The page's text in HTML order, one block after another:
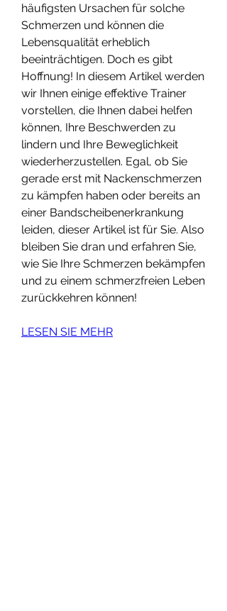
häufigsten Ursachen für solche
Schmerzen und können die
Lebensqualität erheblich
beeinträchtigen. Doch es gibt
Hoffnung! In diesem Artikel werden
wir Ihnen einige effektive Trainer
vorstellen, die Ihnen dabei helfen
können, Ihre Beschwerden zu
lindern und Ihre Beweglichkeit
wiederherzustellen. Egal, ob Sie
gerade erst mit Nackenschmerzen
zu kämpfen haben oder bereits an
einer Bandscheibenerkrankung
leiden, dieser Artikel ist für Sie. Also
bleiben Sie dran und erfahren Sie,
wie Sie Ihre Schmerzen bekämpfen
und zu einem schmerzfreien Leben
zurückkehren können!
LESEN SIE MEHR